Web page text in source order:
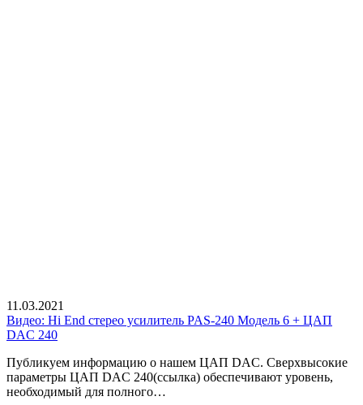
11.03.2021
Видео: Hi End стерео усилитель PAS-240 Модель 6 + ЦАП
DAC 240
Публикуем информацию о нашем ЦАП DAC. Сверхвысокие
параметры ЦАП DAC 240(ссылка) обеспечивают уровень,
необходимый для полного…